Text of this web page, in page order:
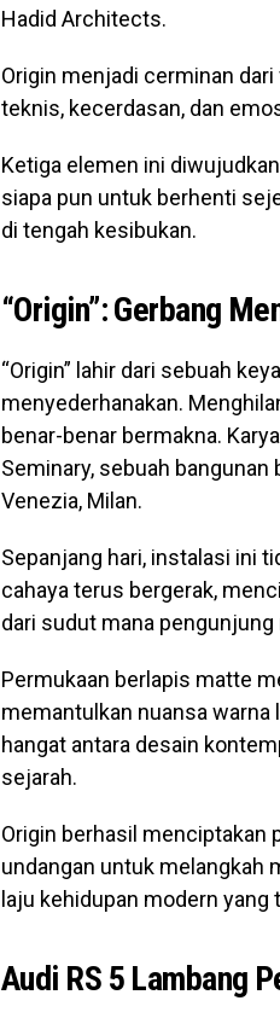
Hadid Architects.
Origin menjadi cerminan
teknis, kecerdasan, dan
Ketiga elemen ini
siapa pun untuk berhenti
di tengah kesibukan.
“Origin”: Gerbang
“Origin” lahir dari sebuah
menyederhanakan.
benar-benar bermakna.
Seminary, sebuah
Venezia, Milan.
Sepanjang hari, instalasi ini
cahaya terus bergerak,
dari sudut mana
Permukaan berlapis matte
memantulkan nuansa warna
hangat antara desain
sejarah.
Origin berhasil menciptakan
undangan untuk melangkah
laju kehidupan modern yang
Audi RS 5 Lambang